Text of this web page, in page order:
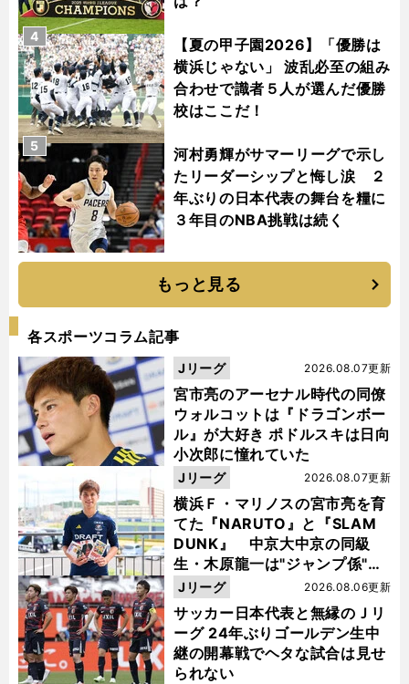
【夏の甲子園2026】「優勝は
横浜じゃない」 波乱必至の組み
合わせで識者５人が選んだ優勝
校はここだ！
4
河村勇輝がサマーリーグで示し
たリーダーシップと悔し涙 ２
年ぶりの日本代表の舞台を糧に
３年目のNBA挑戦は続く
5
もっと見る
各スポーツコラム記事
宮市亮のアーセナル時代の同僚
ウォルコットは『ドラゴンボー
ル』が大好き ポドルスキは日向
小次郎に憧れていた
2026.08.07更新
Jリーグ
横浜Ｆ・マリノスの宮市亮を育
てた『NARUTO』と『SLAM
DUNK』 中京大中京の同級
生・木原龍一は"ジャンプ係"だ
った
2026.08.07更新
Jリーグ
サッカー日本代表と無縁のＪリ
ーグ 24年ぶりゴールデン生中
継の開幕戦でヘタな試合は見せ
られない
2026.08.06更新
Jリーグ